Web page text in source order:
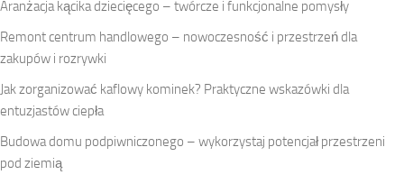
Aranżacja kącika dziecięcego – twórcze i funkcjonalne pomysły
Remont centrum handlowego – nowoczesność i przestrzeń dla
zakupów i rozrywki
Jak zorganizować kaflowy kominek? Praktyczne wskazówki dla
entuzjastów ciepła
Budowa domu podpiwniczonego – wykorzystaj potencjał przestrzeni
pod ziemią